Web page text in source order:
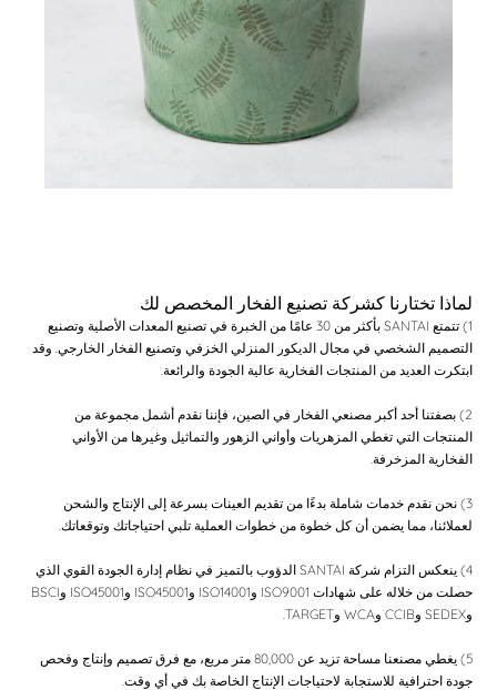
لماذا تختارنا كشركة تصنيع الفخار المخصص لك
1) تتمتع SANTAI بأكثر من 30 عامًا من الخبرة في تصنيع المعدات الأصلية وتصنيع
التصميم الشخصي في مجال الديكور المنزلي الخزفي وتصنيع الفخار الخارجي. وقد
ابتكرت العديد من المنتجات الفخارية عالية الجودة والرائعة.
2) بصفتنا أحد أكبر مصنعي الفخار في الصين، فإننا نقدم أشمل مجموعة من
المنتجات التي تغطي المزهريات وأواني الزهور والتماثيل وغيرها من الأواني
الفخارية المزخرفة.
3) نحن نقدم خدمات شاملة بدءًا من تقديم العينات بسرعة إلى الإنتاج والشحن
لعملائنا، مما يضمن أن كل خطوة من خطوات العملية تلبي احتياجاتك وتوقعاتك.
4) ينعكس التزام شركة SANTAI الدؤوب بالتميز في نظام إدارة الجودة القوي الذي
حصلت من خلاله على شهادات ISO9001 وISO14001 وISO45001 وISO45001 وBSCI
وSEDEX وCCIB وWCA وTARGET.
5) يغطي مصنعنا مساحة تزيد عن 80,000 متر مربع، مع فرق تصميم وإنتاج وفحص
جودة احترافية للاستجابة لاحتياجات الإنتاج الخاصة بك في أي وقت.